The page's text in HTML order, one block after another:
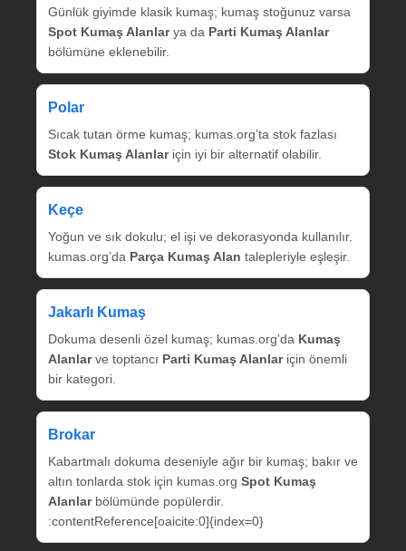
Günlük giyimde klasik kumaş; kumaş stoğunuz varsa
Spot Kumaş Alanlarya da Parti Kumaş Alanlar
bölümüne eklenebilir.
Polar
Sıcak tutan örme kumaş; kumas.org’ta stok fazlası
Stok Kumaş Alanlariçin iyi bir alternatif olabilir.
Keçe
Yoğun ve sık dokulu; el işi ve dekorasyonda kullanılır.
kumas.org’da Parça Kumaş Alan talepleriyle eşleşir.
Jakarlı Kumaş
Dokuma desenli özel kumaş; kumas.org’da Kumaş
Alanlarve toptancı Parti Kumaş Alanlariçin önemli
bir kategori.
Brokar
Kabartmalı dokuma deseniyle ağır bir kumaş; bakır ve
altın tonlarda stok için kumas.org Spot Kumaş
Alanlarbölümünde popülerdir.
:contentReference[oaicite:0]{index=0}